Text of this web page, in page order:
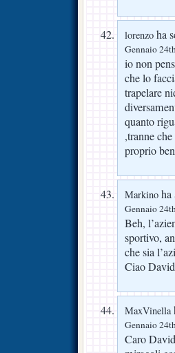
lorenzo ha
Gennaio
io non
che lo
trapelare
quanto
,tranne
proprio
Markino ha
Gennaio
Beh,
sportivo,
che sia
Ciao
MaxVinella
Gennaio
Caro